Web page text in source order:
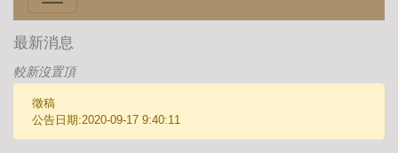
最新消息
較新沒置頂
徵稿
公告日期:2020-09-17 9:40:11